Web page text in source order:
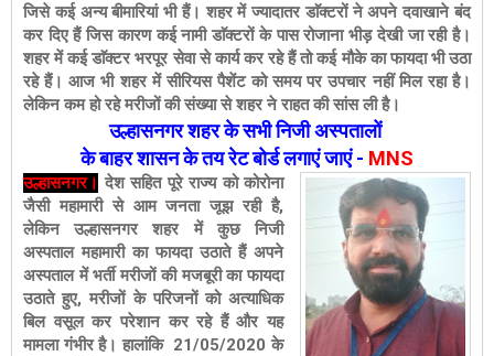
जिसे कई अन्य बीमारियां भी हैं। शहर में ज्यादातर डाॅक्टरों ने अपने दवाखाने बंद
कर दिए हैं जिस कारण कई नामी डाॅक्टरों के पास रोजाना भीड़ देखी जा रही है।
शहर में कई डाॅक्टर भरपूर सेवा से कार्य कर रहे हैं तो कई मौके का फायदा भी उठा
रहे हैं। आज भी शहर में सीरियस पैशेंट को समय पर उपचार नहीं मिल रहा है।
लेकिन कम हो रहे मरीजों की संख्या से शहर ने राहत की सांस ली है।
उल्हासनगर शहर के सभी निजी अस्पतालों
के बाहर शासन के तय रेट बोर्ड लगाएं जाएं - MNS
उल्हासनगर। देश सहित पूरे राज्य को कोरोना
जैसी महामारी से आम जनता जूझ रही है,
लेकिन उल्हासनगर शहर में कुछ निजी
अस्पताल महामारी का फायदा उठाते हैं अपने
अस्पताल में भर्ती मरीजों की मजबूरी का फायदा
उठाते हुए, मरीजों के परिजनों को अत्याधिक
बिल वसूल कर परेशान कर रहे हैं और यह
मामला गंभीर है। हालांकि 21/05/2020 के